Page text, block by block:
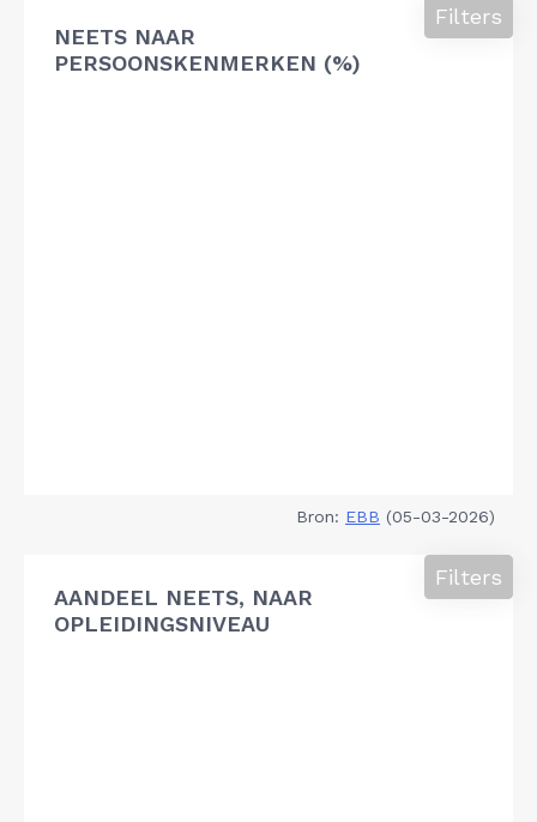
NEETS NAAR
PERSOONSKENMERKEN (%)
Filters
Bron: EBB (05-03-2026)
AANDEEL NEETS, NAAR
OPLEIDINGSNIVEAU
Filters